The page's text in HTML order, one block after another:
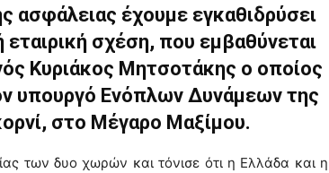
ασφάλειας έχουμε εγκαθιδρύσει
σχέση, που εμβαθύνεται
Κυριάκος Μητσοτάκης ο οποίος
υπουργό Ενόπλων Δυνάμεων της
στο Μέγαρο Μαξίμου.
των δυο χωρών και τόνισε ότι η Ελλάδα και η